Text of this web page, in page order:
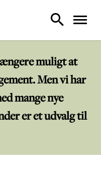
muligt at
Men vi har
mange nye
er et udvalg til